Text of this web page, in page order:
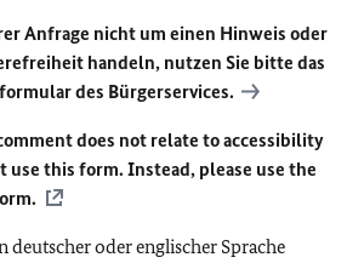
Anfrage nicht um einen Hinweis oder
handeln, nutzen Sie bitte das
des Bürgerservices.
does not relate to accessibility
use this form. Instead, please use the
deutscher oder englischer Sprache